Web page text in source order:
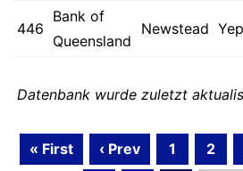
446
Bank of
Queensland
Newstead
Datenbank wurde zuletzt
« First ‹ Prev 1 2